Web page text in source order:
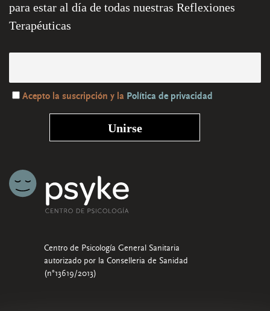
para estar al día de todas nuestras Reflexiones
Terapéuticas
Acepto la suscripción y la Política de privacidad
Centro de Psicología General Sanitaria
autorizado por la Conselleria de Sanidad
(n°13619/2013)